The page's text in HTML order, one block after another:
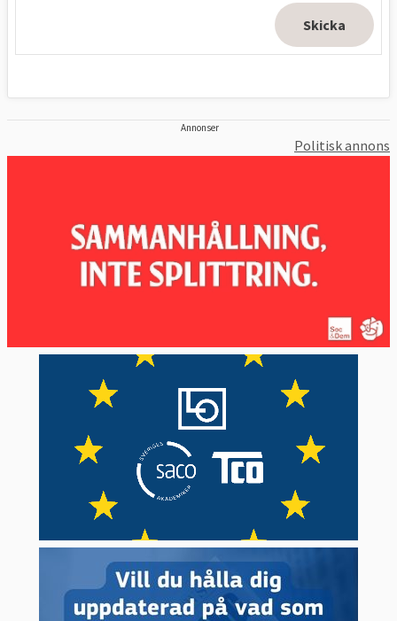
Annonser
Politisk annons